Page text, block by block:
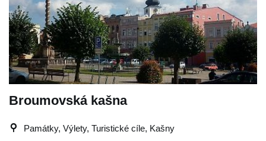
Broumovská kašna
Památky, Výlety, Turistické cíle, Kašny